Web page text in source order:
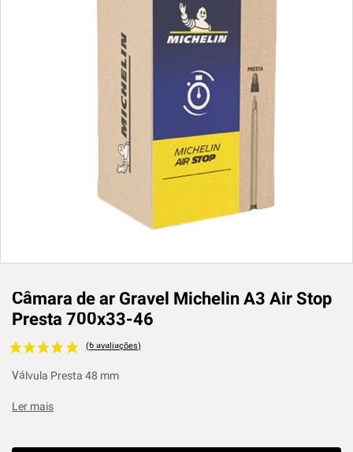
Câmara de ar Gravel Michelin A3 Air Stop
Presta 700x33-46
Voir les avis clients
Válvula Presta 48 mm
Ler mais